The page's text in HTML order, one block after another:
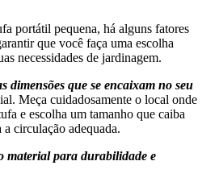
portátil pequena, há alguns fatores
que você faça uma escolha
necessidades de jardinagem.
dimensões que se encaixam no seu
Meça cuidadosamente o local onde
e escolha um tamanho que caiba
circulação adequada.
material para durabilidade e